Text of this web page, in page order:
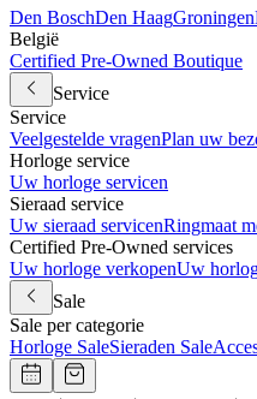
Den BoschDen HaagGroningen
België
Certified Pre-Owned Boutique
Service
Service
Veelgestelde vragenPlan uw
Horloge service
Uw horloge servicen
Sieraad service
Uw sieraad servicenRingmaat
Certified Pre-Owned services
Uw horloge verkopenUw
Sale
Sale per categorie
Horloge SaleSieraden Sale